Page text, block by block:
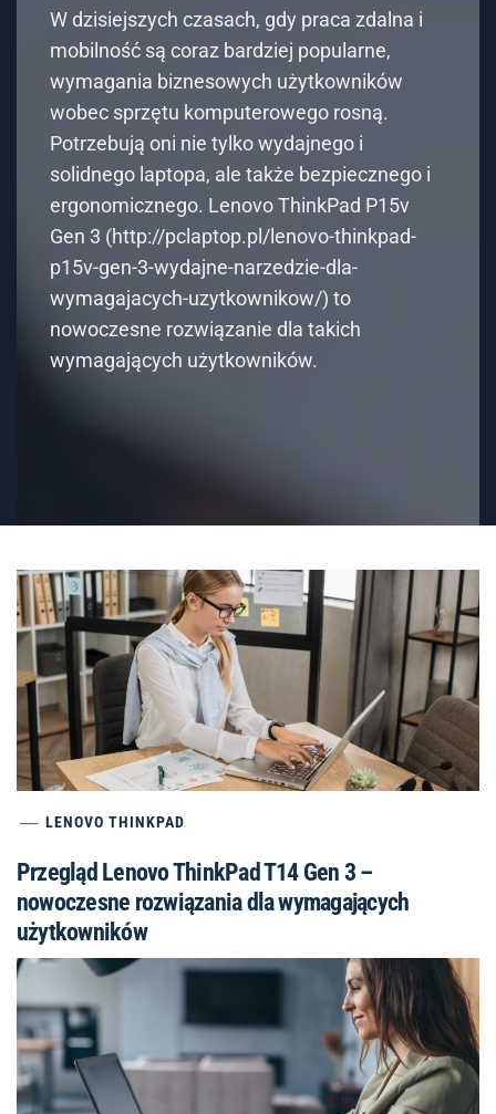
W dzisiejszych czasach, gdy praca zdalna i
mobilność są coraz bardziej popularne,
wymagania biznesowych użytkowników
wobec sprzętu komputerowego rosną.
Potrzebują oni nie tylko wydajnego i
solidnego laptopa, ale także bezpiecznego i
ergonomicznego. Lenovo ThinkPad P15v
Gen 3 (http://pclaptop.pl/lenovo-thinkpad-
p15v-gen-3-wydajne-narzedzie-dla-
wymagajacych-uzytkownikow/) to
nowoczesne rozwiązanie dla takich
wymagających użytkowników.
LENOVO THINKPAD
Przegląd Lenovo ThinkPad T14 Gen 3 –
nowoczesne rozwiązania dla wymagających
użytkowników